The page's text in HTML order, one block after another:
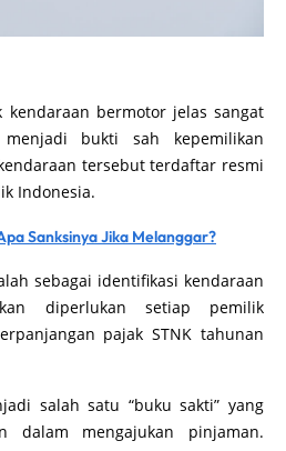
kendaraan bermotor jelas sangat
bukti sah kepemilikan
tersebut terdaftar resmi
Indonesia.
Sanksinya Jika Melanggar?
sebagai identifikasi kendaraan
diperlukan setiap pemilik
pajak STNK tahunan
salah satu “buku sakti” yang
dalam mengajukan pinjaman.